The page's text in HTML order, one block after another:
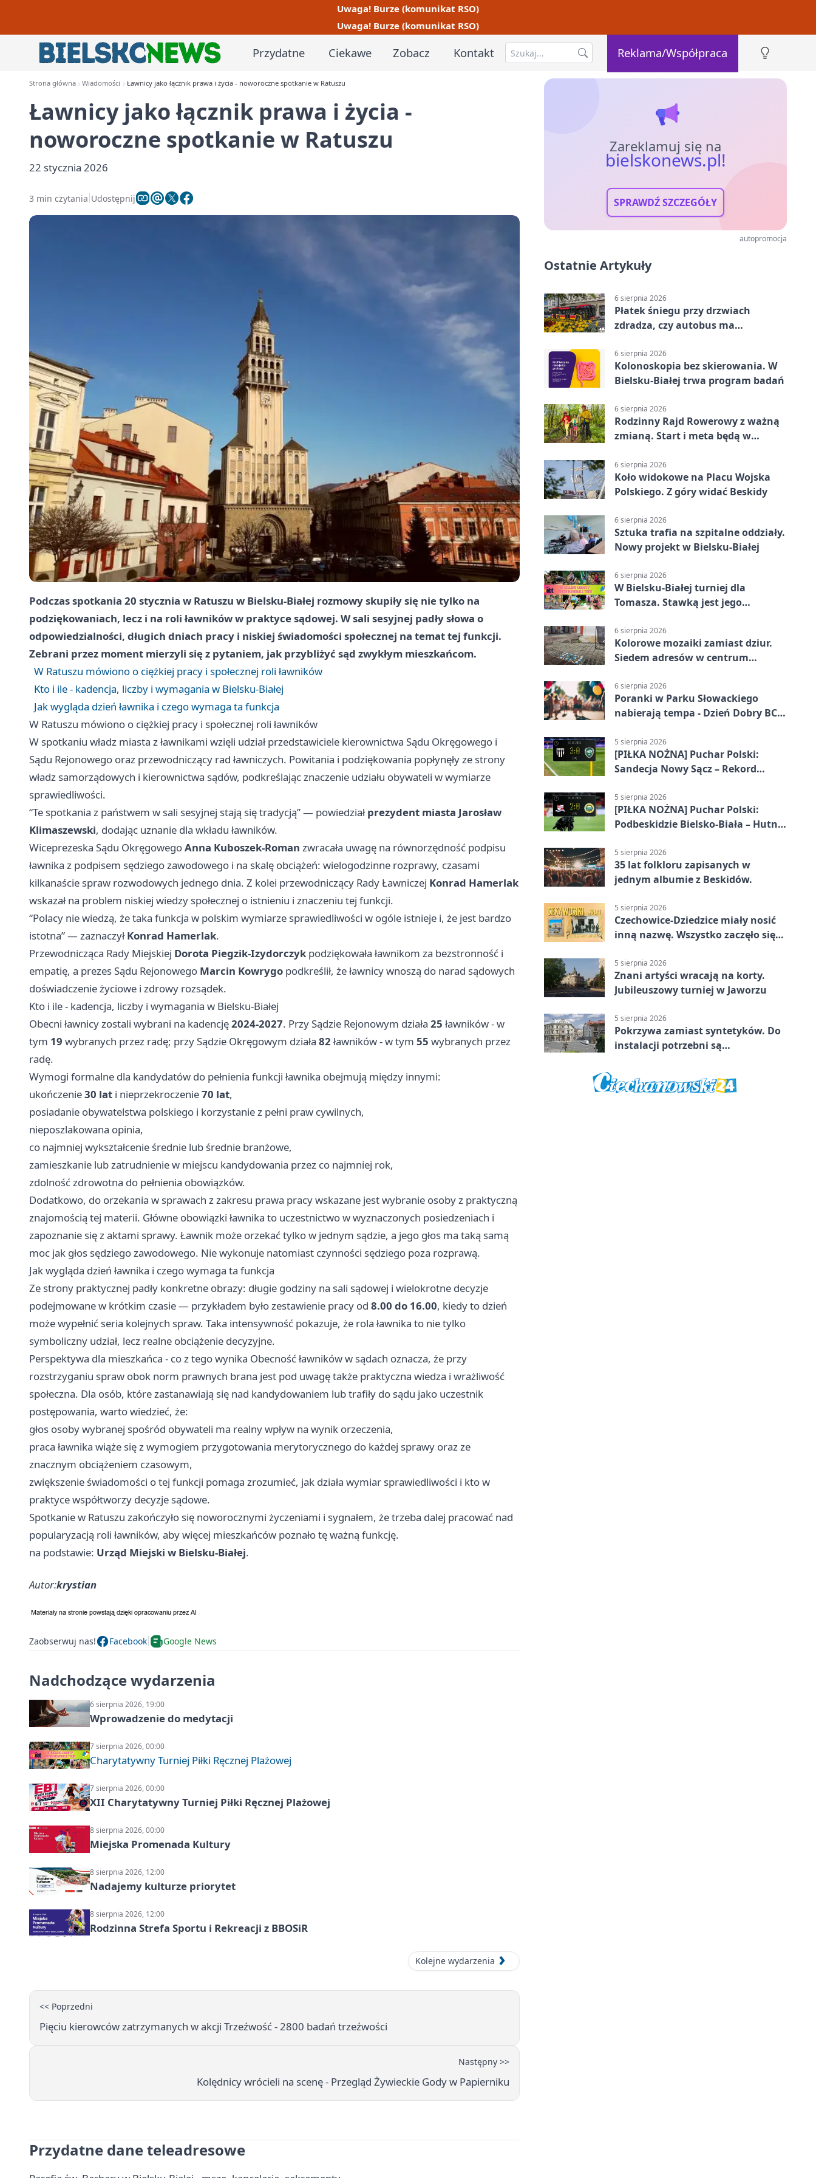
Uwaga! Burze (komunikat RSO)
Uwaga! Burze (komunikat RSO)
Przydatne Ciekawe Zobacz Kontakt Reklama/Współpraca
Strona główna Wiadomości Ławnicy jako łącznik prawa i życia - noworoczne spotkanie w Ratuszu
Ławnicy jako łącznik prawa i życia -
noworoczne spotkanie w Ratuszu
22 stycznia 2026
3 min czytania Udostępnij
Podczas spotkania 20 stycznia w Ratuszu w Bielsku‑Białej rozmowy skupiły się nie tylko na
podziękowaniach, lecz i na roli ławników w praktyce sądowej. W sali sesyjnej padły słowa o
odpowiedzialności, długich dniach pracy i niskiej świadomości społecznej na temat tej funkcji.
Zebrani przez moment mierzyli się z pytaniem, jak przybliżyć sąd zwykłym mieszkańcom.
W Ratuszu mówiono o ciężkiej pracy i społecznej roli ławników
Kto i ile - kadencja, liczby i wymagania w Bielsku‑Białej
Jak wygląda dzień ławnika i czego wymaga ta funkcja
W Ratuszu mówiono o ciężkiej pracy i społecznej roli ławników
W spotkaniu władz miasta z ławnikami wzięli udział przedstawiciele kierownictwa Sądu Okręgowego i
Sądu Rejonowego oraz przewodniczący rad ławniczych. Powitania i podziękowania popłynęły ze strony
władz samorządowych i kierownictwa sądów, podkreślając znaczenie udziału obywateli w wymiarze
sprawiedliwości.
“Te spotkania z państwem w sali sesyjnej stają się tradycją” — powiedziałprezydent miasta Jarosław
Klimaszewski, dodając uznanie dla wkładu ławników.
Wiceprezeska Sądu OkręgowegoAnna Kuboszek‑Roman zwracała uwagę na równorzędność podpisu
ławnika z podpisem sędziego zawodowego i na skalę obciążeń: wielogodzinne rozprawy, czasami
kilkanaście spraw rozwodowych jednego dnia. Z kolei przewodniczący Rady Ławniczej Konrad Hamerlak
wskazał na problem niskiej wiedzy społecznej o istnieniu i znaczeniu tej funkcji.
“Polacy nie wiedzą, że taka funkcja w polskim wymiarze sprawiedliwości w ogóle istnieje i, że jest bardzo
istotna” — zaznaczyłKonrad Hamerlak.
Przewodnicząca Rady Miejskiej Dorota Piegzik‑Izydorczyk podziękowała ławnikom za bezstronność i
empatię, a prezes Sądu Rejonowego Marcin Kowrygo podkreślił, że ławnicy wnoszą do narad sądowych
doświadczenie życiowe i zdrowy rozsądek.
Kto i ile - kadencja, liczby i wymagania w Bielsku‑Białej
Obecni ławnicy zostali wybrani na kadencję2024-2027. Przy Sądzie Rejonowym działa 25 ławników - w
tym 19 wybranych przez radę; przy Sądzie Okręgowym działa 82 ławników - w tym 55 wybranych przez
radę.
Wymogi formalne dla kandydatów do pełnienia funkcji ławnika obejmują między innymi:
ukończenie30 lat i nieprzekroczenie70 lat,
posiadanie obywatelstwa polskiego i korzystanie z pełni praw cywilnych,
nieposzlakowana opinia,
co najmniej wykształcenie średnie lub średnie branżowe,
zamieszkanie lub zatrudnienie w miejscu kandydowania przez co najmniej rok,
zdolność zdrowotna do pełnienia obowiązków.
Dodatkowo, do orzekania w sprawach z zakresu prawa pracy wskazane jest wybranie osoby z praktyczną
znajomością tej materii. Główne obowiązki ławnika to uczestnictwo w wyznaczonych posiedzeniach i
zapoznanie się z aktami sprawy. Ławnik może orzekać tylko w jednym sądzie, a jego głos ma taką samą
moc jak głos sędziego zawodowego. Nie wykonuje natomiast czynności sędziego poza rozprawą.
Jak wygląda dzień ławnika i czego wymaga ta funkcja
Ze strony praktycznej padły konkretne obrazy: długie godziny na sali sądowej i wielokrotne decyzje
podejmowane w krótkim czasie — przykładem było zestawienie pracy od 8.00 do 16.00, kiedy to dzień
może wypełnić seria kolejnych spraw. Taka intensywność pokazuje, że rola ławnika to nie tylko
symboliczny udział, lecz realne obciążenie decyzyjne.
Perspektywa dla mieszkańca - co z tego wynika Obecność ławników w sądach oznacza, że przy
rozstrzyganiu spraw obok norm prawnych brana jest pod uwagę także praktyczna wiedza i wrażliwość
społeczna. Dla osób, które zastanawiają się nad kandydowaniem lub trafiły do sądu jako uczestnik
postępowania, warto wiedzieć, że:
głos osoby wybranej spośród obywateli ma realny wpływ na wynik orzeczenia,
praca ławnika wiąże się z wymogiem przygotowania merytorycznego do każdej sprawy oraz ze
znacznym obciążeniem czasowym,
zwiększenie świadomości o tej funkcji pomaga zrozumieć, jak działa wymiar sprawiedliwości i kto w
praktyce współtworzy decyzje sądowe.
Spotkanie w Ratuszu zakończyło się noworocznymi życzeniami i sygnałem, że trzeba dalej pracować nad
popularyzacją roli ławników, aby więcej mieszkańców poznało tę ważną funkcję.
na podstawie: Urząd Miejski w Bielsku-Białej.
Autor:krystian
Zaobserwuj nas! Facebook Google News
Nadchodzące wydarzenia
6 sierpnia 2026, 19:00
Wprowadzenie do medytacji
7 sierpnia 2026, 00:00
Charytatywny Turniej Piłki Ręcznej Plażowej
7 sierpnia 2026, 00:00
XII Charytatywny Turniej Piłki Ręcznej Plażowej
8 sierpnia 2026, 00:00
Miejska Promenada Kultury
8 sierpnia 2026, 12:00
Nadajemy kulturze priorytet
8 sierpnia 2026, 12:00
Rodzinna Strefa Sportu i Rekreacji z BBOSiR
Kolejne wydarzenia
<< Poprzedni
Pięciu kierowców zatrzymanych w akcji Trzeźwość - 2800 badań trzeźwości
Następny >>
Kolędnicy wrócieli na scenę - Przegląd Żywieckie Gody w Papierniku
Przydatne dane teleadresowe
Zareklamuj się na
bielskonews.pl!
SPRAWDŹ SZCZEGÓŁY
autopromocja
Ostatnie Artykuły
6 sierpnia 2026
Płatek śniegu przy drzwiach
zdradza, czy autobus ma
6 sierpnia 2026
Kolonoskopia bez skierowania. W
Bielsku-Białej trwa program badań
6 sierpnia 2026
Rodzinny Rajd Rowerowy z ważną
zmianą. Start i meta będą w
6 sierpnia 2026
Koło widokowe na Placu Wojska
Polskiego. Z góry widać Beskidy
6 sierpnia 2026
Sztuka trafia na szpitalne oddziały.
Nowy projekt w Bielsku-Białej
6 sierpnia 2026
W Bielsku-Białej turniej dla
Tomasza. Stawką jest jego
6 sierpnia 2026
Kolorowe mozaiki zamiast dziur.
Siedem adresów w centrum
6 sierpnia 2026
Poranki w Parku Słowackiego
nabierają tempa - Dzień Dobry BCK
5 sierpnia 2026
[PIŁKA NOŻNA] Puchar Polski:
Sandecja Nowy Sącz – Rekord
5 sierpnia 2026
[PIŁKA NOŻNA] Puchar Polski:
Podbeskidzie Bielsko-Biała – Hutnik
w Dankowicach
5 sierpnia 2026
35 lat folkloru zapisanych w
jednym albumie z Beskidów.
5 sierpnia 2026
Czechowice-Dziedzice miały nosić
inną nazwę. Wszystko zaczęło się
5 sierpnia 2026
Znani artyści wracają na korty.
Jubileuszowy turniej w Jaworzu
5 sierpnia 2026
Pokrzywa zamiast syntetyków. Do
instalacji potrzebni są